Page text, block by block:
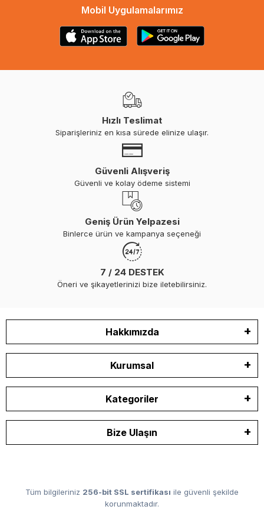
Mobil Uygulamalarımız
Hızlı Teslimat
Siparişleriniz en kısa sürede elinize ulaşır.
Güvenli Alışveriş
Güvenli ve kolay ödeme sistemi
Geniş Ürün Yelpazesi
Binlerce ürün ve kampanya seçeneği
7 / 24 DESTEK
Öneri ve şikayetlerinizi bize iletebilirsiniz.
Hakkımızda
Kurumsal
Kategoriler
Bize Ulaşın
Tüm bilgileriniz 256-bit SSL sertifikası ile güvenli şekilde
korunmaktadır.